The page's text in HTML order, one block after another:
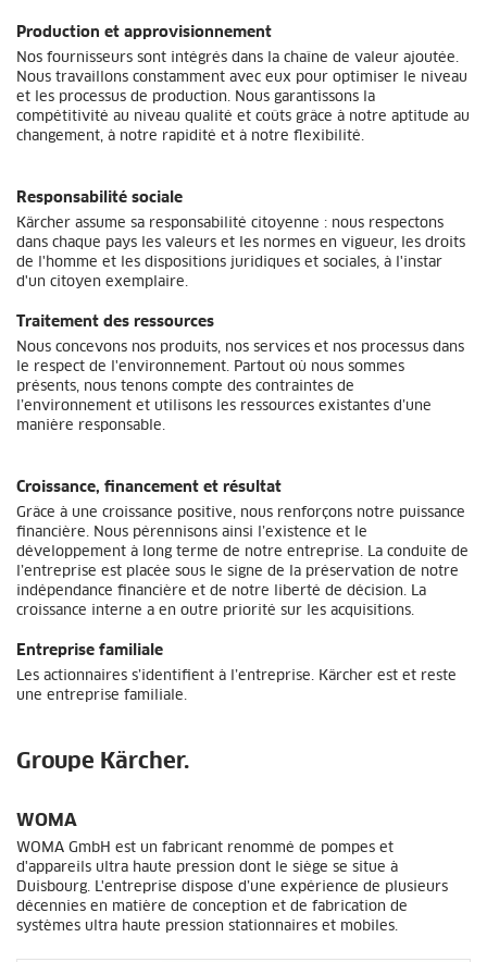
Production et approvisionnement
Nos fournisseurs sont intégrés dans la chaîne de valeur ajoutée.
Nous travaillons constamment avec eux pour optimiser le niveau
et les processus de production. Nous garantissons la
compétitivité au niveau qualité et coûts grâce à notre aptitude au
changement, à notre rapidité et à notre flexibilité.
Responsabilité sociale
Kärcher assume sa responsabilité citoyenne : nous respectons
dans chaque pays les valeurs et les normes en vigueur, les droits
de l'homme et les dispositions juridiques et sociales, à l'instar
d'un citoyen exemplaire.
Traitement des ressources
Nous concevons nos produits, nos services et nos processus dans
le respect de l'environnement. Partout où nous sommes
présents, nous tenons compte des contraintes de
l’environnement et utilisons les ressources existantes d’une
manière responsable.
Croissance, financement et résultat
Grâce à une croissance positive, nous renforçons notre puissance
financière. Nous pérennisons ainsi l’existence et le
développement à long terme de notre entreprise. La conduite de
l’entreprise est placée sous le signe de la préservation de notre
indépendance financière et de notre liberté de décision. La
croissance interne a en outre priorité sur les acquisitions.
Entreprise familiale
Les actionnaires s’identifient à l’entreprise. Kärcher est et reste
une entreprise familiale.
Groupe Kärcher.
WOMA
WOMA GmbH est un fabricant renommé de pompes et
d'appareils ultra haute pression dont le siège se situe à
Duisbourg. L'entreprise dispose d’une expérience de plusieurs
décennies en matière de conception et de fabrication de
systèmes ultra haute pression stationnaires et mobiles.